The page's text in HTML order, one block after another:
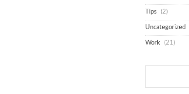
Tips (2)
Uncategorized
Work (21)